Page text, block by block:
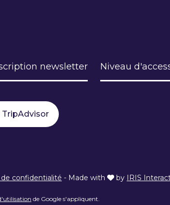
newsletter Niveau
TripAdvisor
confidentialité - Made with by IRIS
de Google s'appliquent.